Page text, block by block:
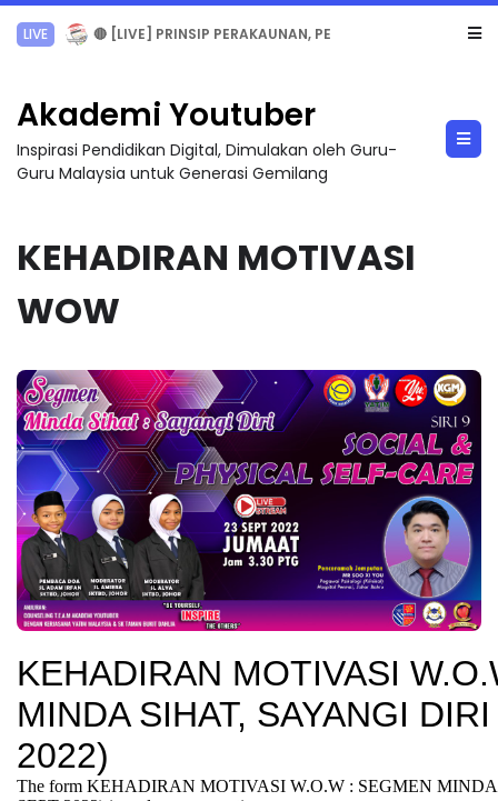
LIVE 🔴 [LIVE] PRINSIP PERAKAUNAN, PECUT SKOR SOALAN 1 TRIAL OLEH CIKGU WAN...
Akademi Youtuber
Inspirasi Pendidikan Digital, Dimulakan oleh Guru-
Guru Malaysia untuk Generasi Gemilang
KEHADIRAN MOTIVASI
WOW